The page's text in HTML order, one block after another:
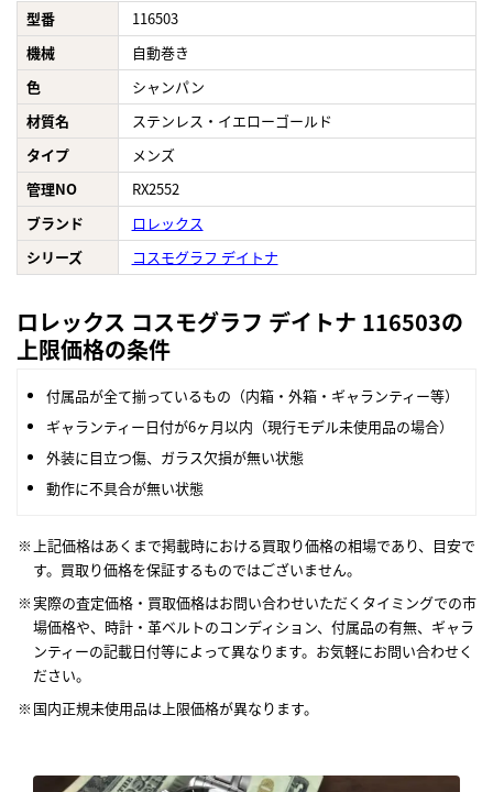
型番
116503
機械
自動巻き
色
シャンパン
材質名
ステンレス・イエローゴールド
タイプ
メンズ
管理NO
RX2552
ブランド
ロレックス
シリーズ
コスモグラフ デイトナ
ロレックス コスモグラフ デイトナ 116503の
上限価格の条件
付属品が全て揃っているもの（内箱・外箱・ギャランティー等）
ギャランティー日付が6ヶ月以内（現行モデル未使用品の場合）
外装に目立つ傷、ガラス欠損が無い状態
動作に不具合が無い状態
上記価格はあくまで掲載時における買取り価格の相場であり、目安で
す。買取り価格を保証するものではございません。
実際の査定価格・買取価格はお問い合わせいただくタイミングでの市
場価格や、時計・革ベルトのコンディション、付属品の有無、ギャラ
ンティーの記載日付等によって異なります。お気軽にお問い合わせく
ださい。
国内正規未使用品は上限価格が異なります。